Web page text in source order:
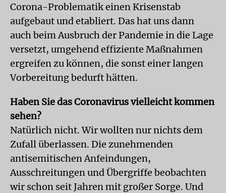
Corona-Problematik einen Krisenstab
aufgebaut und etabliert. Das hat uns dann
auch beim Ausbruch der Pandemie in die Lage
versetzt, umgehend effiziente Maßnahmen
ergreifen zu können, die sonst einer langen
Vorbereitung bedurft hätten.
Haben Sie das Coronavirus vielleicht kommen
sehen?
Natürlich nicht. Wir wollten nur nichts dem
Zufall überlassen. Die zunehmenden
antisemitischen Anfeindungen,
Ausschreitungen und Übergriffe beobachten
wir schon seit Jahren mit großer Sorge. Und